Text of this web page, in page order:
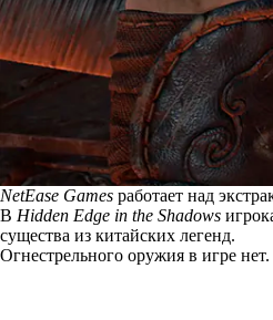
NetEase Games работает над
В Hidden Edge in the Shadows
существа из китайских легенд.
Огнестрельного оружия в игре